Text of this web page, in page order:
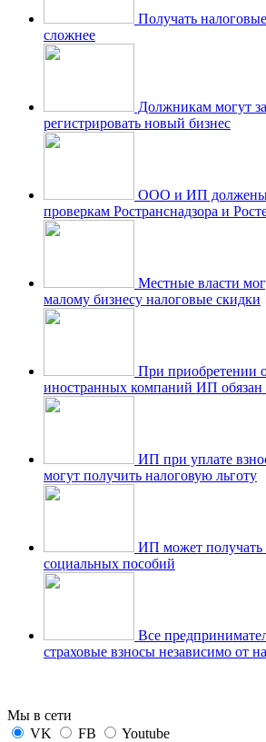
Получать
сложнее
Должникам могут
регистрировать новый бизнес
ООО и ИП должены
проверкам Ространснадзора и
Местные власти
малому бизнесу налоговые скидки
При приобретении
иностранных компаний ИП
ИП при уплате
могут получить налоговую льготу
ИП может
социальных пособий
Все
страховые взносы независимо от
Мы в сети
VK
FB Youtube